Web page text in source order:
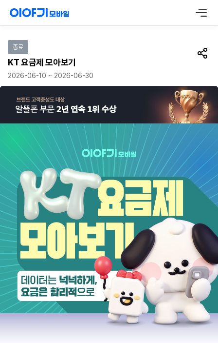
종료
KT 요금제 모아보기 공유
2026-06-10 ~ 2026-06-30